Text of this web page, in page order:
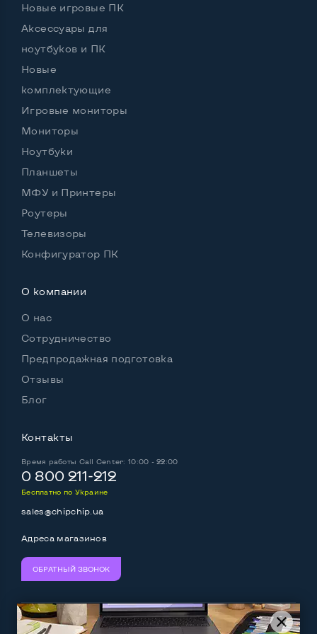
Остальные возможности:
Регулировка положения дисплея
Вверх вниз, поворот влево вправо, наклон,
поворот на угол 90 град
Комплектация: Монитор
Особенности (изогнутый экран, цвет и пр.)
Встроенные динамики
Комплектация: Монитор, кабель питания
Новые игровые ПК
Аксессуары для
ноутбуков и ПК
Новые
комплектующие
Игровые мониторы
Мониторы
Ноутбуки
Планшеты
МФУ и Принтеры
Роутеры
Телевизоры
Конфигуратор ПК
О компании
О нас
Сотрудничество
Предпродажная подготовка
Отзывы
Блог
Контакты
Время работы Call Center: 10:00 - 22:00
0 800 211-212
Бесплатно по Украине
sales@chipchip.ua
Адреса магазинов
ОБРАТНЫЙ ЗВОНОК
Мы принимаем: Следите за нами: